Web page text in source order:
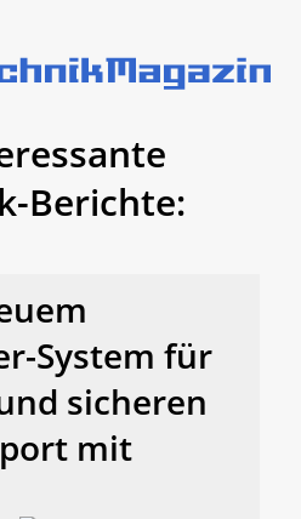
Berichte:
System für
sicheren
mit